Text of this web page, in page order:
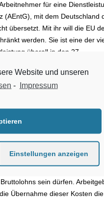
für eine
(AEntG), mit dem Deutschland
übersetzt. Mit ihr will die EU
werden. Sie ist eine der
überall in den 27
Betrieben auf
Mindestlohn. Künftig müssen
sowie Sonn- und
Recht des Heimatlands
(BRTV) ergibt sich
Gesetz wird klargestellt,
sein dürfen.
Übernahme dieser Kosten die
Website und unseren
- Impressum
Einstellungen anzeigen